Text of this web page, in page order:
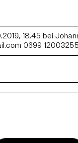
18.45 bei
0699 12003255